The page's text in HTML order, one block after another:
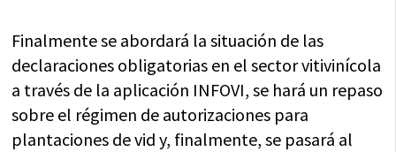
Finalmente se abordará la situación de las
declaraciones obligatorias en el sector vitivinícola
a través de la aplicación INFOVI, se hará un repaso
sobre el régimen de autorizaciones para
plantaciones de vid y, finalmente, se pasará al